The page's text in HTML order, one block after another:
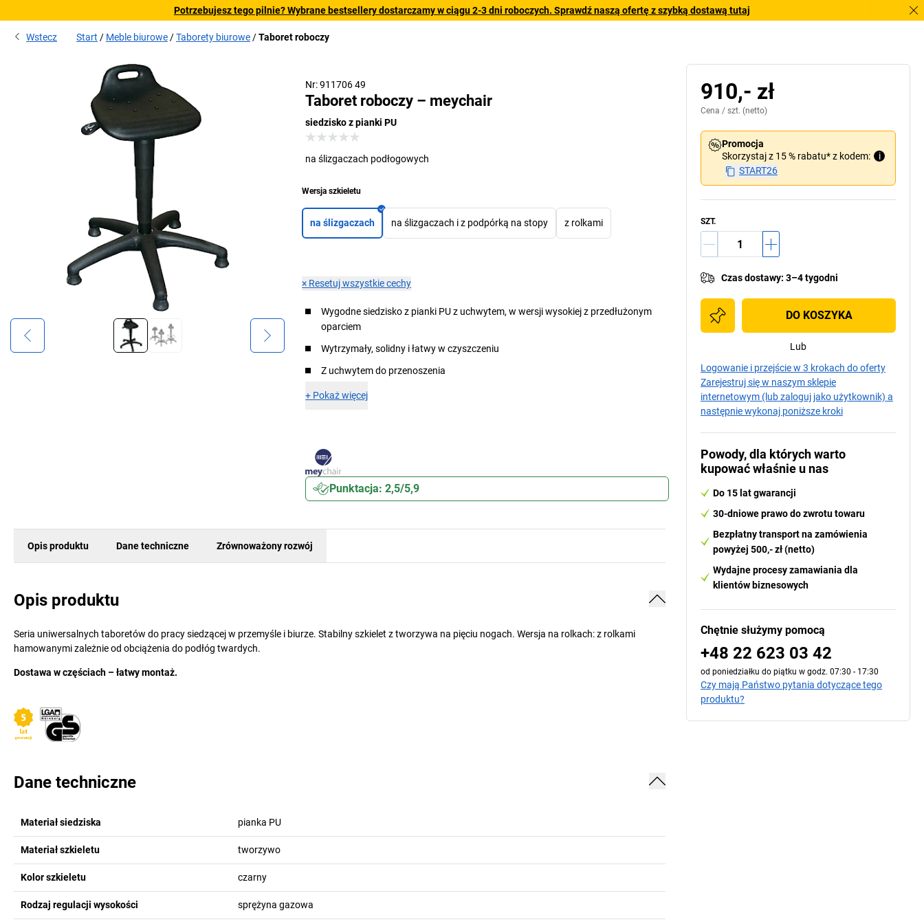
Potrzebujesz tego pilnie? Wybrane bestsellery dostarczamy w ciągu 2-3 dni roboczych. Sprawdź naszą ofertę z szybką dostawą tutaj
Wstecz Start Meble biurowe Taborety biurowe Taboret roboczy
Nr: 911706 49
Taboret roboczy – meychair
siedzisko z pianki PU
na ślizgaczach podłogowych
Wersja szkieletu
na ślizgaczach na ślizgaczach i z podpórką na stopy z rolkami
× Resetuj wszystkie cechy
Wygodne siedzisko z pianki PU z uchwytem, w wersji wysokiej z przedłużonym
oparciem
Wytrzymały, solidny i łatwy w czyszczeniu
Z uchwytem do przenoszenia
+ Pokaż więcej
Punktacja: 2,5/5,9
Opis produktu Dane techniczne Zrównoważony rozwój
Opis produktu
Seria uniwersalnych taboretów do pracy siedzącej w przemyśle i biurze. Stabilny szkielet z tworzywa na pięciu nogach. Wersja na rolkach: z rolkami
hamowanymi zależnie od obciążenia do podłóg twardych.
Dostawa w częściach – łatwy montaż.
Dane techniczne
Materiał siedziska pianka PU
Materiał szkieletu tworzywo
Kolor szkieletu czarny
Rodzaj regulacji wysokości sprężyna gazowa
910,- zł
Cena / szt. (netto)
Promocja
Skorzystaj z 15 % rabatu* z kodem:
i
START26
SZT.
Czas dostawy: 3–4 tygodni
DO KOSZYKA
Lub
Logowanie i przejście w 3 krokach do oferty
Zarejestruj się w naszym sklepie
internetowym (lub zaloguj jako użytkownik) a
następnie wykonaj poniższe kroki
Powody, dla których warto
kupować właśnie u nas
Do 15 lat gwarancji
30-dniowe prawo do zwrotu towaru
Bezpłatny transport na zamówienia
powyżej 500,- zł (netto)
Wydajne procesy zamawiania dla
klientów biznesowych
Chętnie służymy pomocą
+48 22 623 03 42
od poniedziałku do piątku w godz. 07:30 - 17:30
Czy mają Państwo pytania dotyczące tego
produktu?